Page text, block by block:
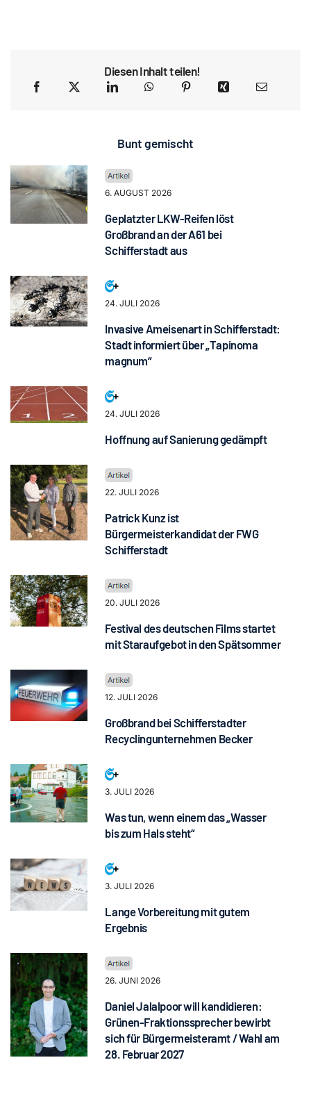
Diesen Inhalt teilen!
Bunt gemischt
6. AUGUST 2026
Geplatzter LKW-Reifen löst
Großbrand an der A61 bei
Schifferstadt aus
24. JULI 2026
Invasive Ameisenart in Schifferstadt:
Stadt informiert über „Tapinoma
magnum“
24. JULI 2026
Hoffnung auf Sanierung gedämpft
22. JULI 2026
Patrick Kunz ist
Bürgermeisterkandidat der FWG
Schifferstadt
20. JULI 2026
Festival des deutschen Films startet
mit Staraufgebot in den Spätsommer
12. JULI 2026
Großbrand bei Schifferstadter
Recyclingunternehmen Becker
3. JULI 2026
Was tun, wenn einem das „Wasser
bis zum Hals steht“
3. JULI 2026
Lange Vorbereitung mit gutem
Ergebnis
26. JUNI 2026
Daniel Jalalpoor will kandidieren:
Grünen-Fraktionssprecher bewirbt
sich für Bürgermeisteramt / Wahl am
28. Februar 2027